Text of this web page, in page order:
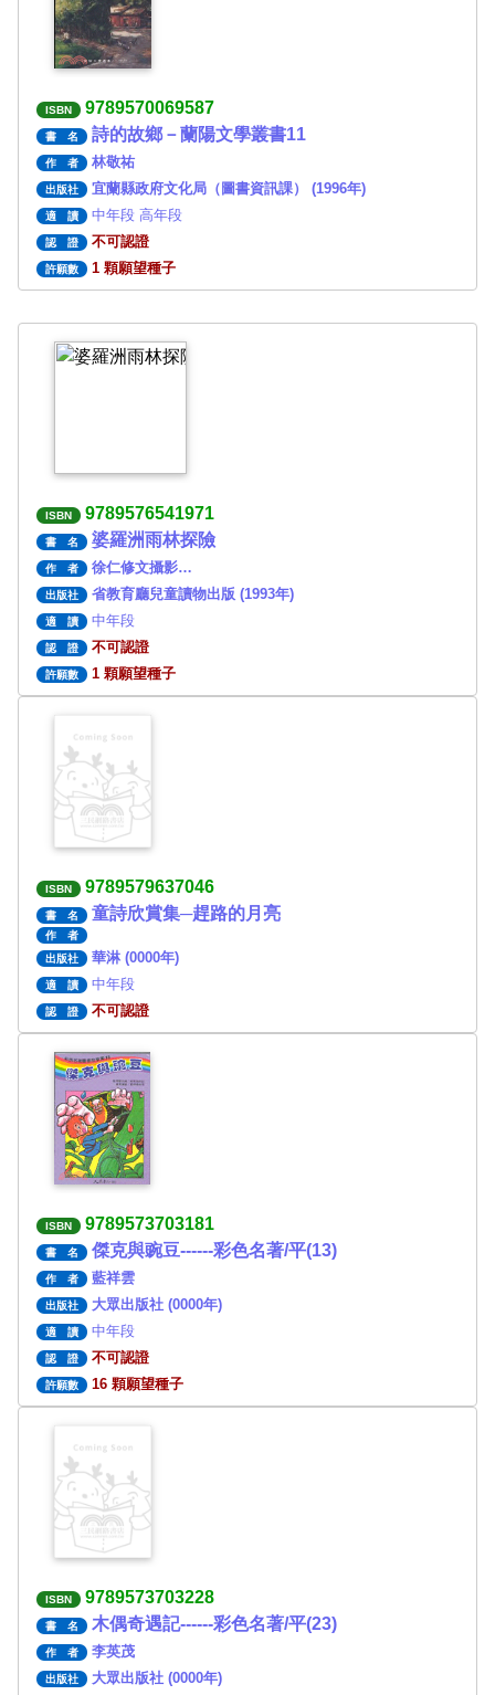
ISBN 9789570069587
書 名 詩的故鄉－蘭陽文學叢書11
作 者 林敬祐
出版社 宜蘭縣政府文化局（圖書資訊課） (1996年)
適 讀 中年段 高年段
認 證 不可認證
許願數 1 顆願望種子
ISBN 9789576541971
書 名 婆羅洲雨林探險
作 者 徐仁修文攝影…
出版社 省教育廳兒童讀物出版 (1993年)
適 讀 中年段
認 證 不可認證
許願數 1 顆願望種子
ISBN 9789579637046
書 名 童詩欣賞集─趕路的月亮
作 者
出版社
華淋 (0000年)
適 讀 中年段
認 證 不可認證
ISBN 9789573703181
書 名 傑克與豌豆------彩色名著/平(13)
作 者 藍祥雲
出版社 大眾出版社 (0000年)
適 讀 中年段
認 證 不可認證
許願數 16 顆願望種子
ISBN 9789573703228
書 名 木偶奇遇記------彩色名著/平(23)
作 者 李英茂
出版社 大眾出版社 (0000年)